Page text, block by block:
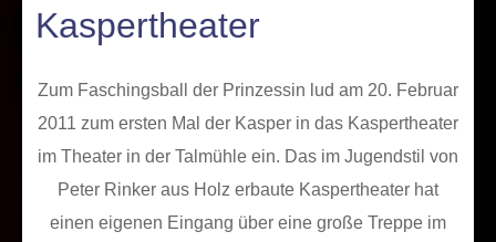
Kaspertheater
Zum Faschingsball der Prinzessin lud am 20. Februar
2011 zum ersten Mal der Kasper in das Kaspertheater
im Theater in der Talmühle ein. Das im Jugendstil von
Peter Rinker aus Holz erbaute Kaspertheater hat
einen eigenen Eingang über eine große Treppe im